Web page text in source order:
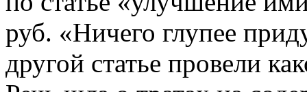
руб. «Ничего глупее
другой статье провели